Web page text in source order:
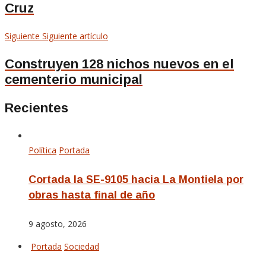
Cruz
Siguiente Siguiente artículo
Construyen 128 nichos nuevos en el
cementerio municipal
Recientes
Política Portada
Cortada la SE-9105 hacia La Montiela por
obras hasta final de año
9 agosto, 2026
Portada Sociedad